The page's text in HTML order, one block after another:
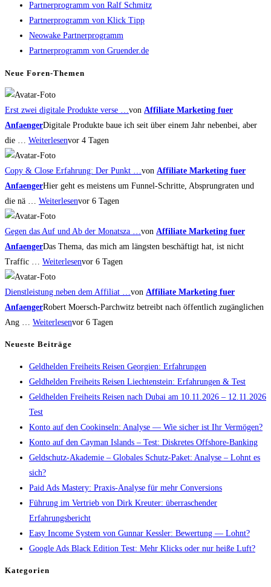
to
close
the
search
Partnerprogramm von Ralf Schmitz
Partnerprogramm von Klick Tipp
Neowake Partnerprogramm
Partnerprogramm von Gruender.de
Neue Foren-Themen
Erst zwei digitale Produkte verse … von Affiliate Marketing fuer
AnfaengerDigitale Produkte baue ich seit über einem Jahr nebenbei, aber
die … Weiterlesenvor 4 Tagen
Copy & Close Erfahrung: Der Punkt … von Affiliate Marketing fuer
AnfaengerHier geht es meistens um Funnel-Schritte, Absprungraten und
die nä … Weiterlesenvor 6 Tagen
Gegen das Auf und Ab der Monatsza … von Affiliate Marketing fuer
AnfaengerDas Thema, das mich am längsten beschäftigt hat, ist nicht
Traffic … Weiterlesenvor 6 Tagen
Dienstleistung neben dem Affiliat … von Affiliate Marketing fuer
AnfaengerRobert Moersch-Parchwitz betreibt nach öffentlich zugänglichen
Ang … Weiterlesenvor 6 Tagen
Neueste Beiträge
Geldhelden Freiheits Reisen Georgien: Erfahrungen
Geldhelden Freiheits Reisen Liechtenstein: Erfahrungen & Test
Geldhelden Freiheits Reisen nach Dubai am 10.11.2026 – 12.11.2026
Test
Konto auf den Cookinseln: Analyse — Wie sicher ist Ihr Vermögen?
Konto auf den Cayman Islands – Test: Diskretes Offshore-Banking
Geldschutz-Akademie – Globales Schutz-Paket: Analyse – Lohnt es
sich?
Paid Ads Mastery: Praxis-Analyse für mehr Conversions
Führung im Vertrieb von Dirk Kreuter: überraschender
Erfahrungsbericht
Easy Income System von Gunnar Kessler: Bewertung — Lohnt?
Google Ads Black Edition Test: Mehr Klicks oder nur heiße Luft?
Kategorien